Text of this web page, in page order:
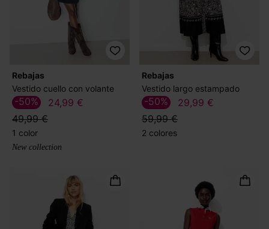
Rebajas
Vestido cuello con volante
24,99 €
49,99 €
-50%
1 color
New collection
Rebajas
Vestido largo estampado
29,99 €
59,99 €
-50%
2 colores